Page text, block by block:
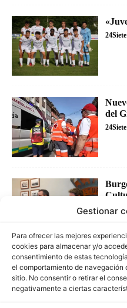
Gestionar
Para ofrecer las mejores
cookies para almacenar y/o
consentimiento de estas
el comportamiento de
sitio. No consentir o retirar el
negativamente a ciertas
del